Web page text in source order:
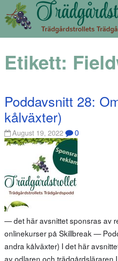
Etikett:
Poddavsnitt 28:
kålväxter)
August 19, 2022 0
— det här avsnittet sponsras av
onlinekurser på Skillbreak —
andra kålväxter) I det här
av odlaren och trädgårdsläraren